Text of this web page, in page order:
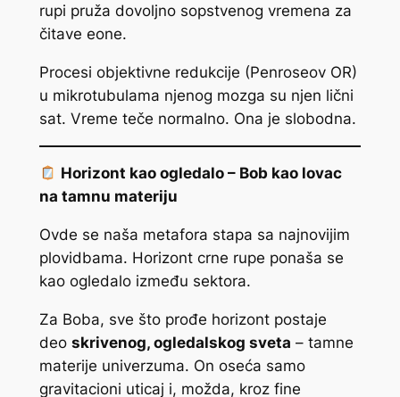
rupi pruža dovoljno sopstvenog vremena za
čitave eone.
Procesi objektivne redukcije (Penroseov OR)
u mikrotubulama njenog mozga su njen lični
sat. Vreme teče normalno. Ona je slobodna.
Horizont kao ogledalo – Bob kao lovac
na tamnu materiju
Ovde se naša metafora stapa sa najnovijim
plovidbama. Horizont crne rupe ponaša se
kao ogledalo između sektora.
Za Boba, sve što prođe horizont postaje
deo skrivenog, ogledalskog sveta – tamne
materije univerzuma. On oseća samo
gravitacioni uticaj i, možda, kroz fine